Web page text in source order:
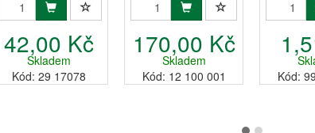
42,00 Kč
Skladem
Kód: 29 17078
170,00 Kč
Skladem
Kód: 12 100 001
Kód: